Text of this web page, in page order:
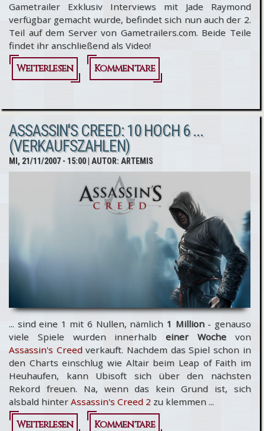
Gametrailer Exklusiv Interviews mit Jade Raymond
verfügbar gemacht wurde, befindet sich nun auch der 2.
Teil auf dem Server von Gametrailers.com. Beide Teile
findet ihr anschließend als Video!
Weiterlesen
über Ring frei
Runde mit Jade
Raymond -
Videointerviews
Kommentare
ASSASSIN'S CREED: 10 HOCH 6 ...
(VERKAUFSZAHLEN)
MI, 21/11/2007 - 15:00| AUTOR: ARTEMIS
... sind eine 1 mit 6 Nullen, nämlich 1 Million- genauso
viele Spiele wurden innerhalb einer Wochevon
Assassin's Creedverkauft. Nachdem das Spiel schon in
den Charts einschlug wie Altair beim Leap of Faith im
Heuhaufen, kann Ubisoft sich über den nächsten
Rekord freuen. Na, wenn das kein Grund ist, sich
alsbald hinter Assassin's Creed 2 zu klemmen ...
Weiterlesen über Assassin's
Kommentare